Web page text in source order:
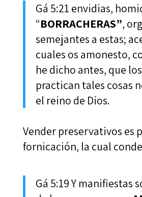
Gá 5:21 envidias,
“BORRACHERAS”,
semejantes a estas;
cuales os amonesto,
he dicho antes, que
practican tales cosas
el reino de Dios.
Vender preservativos es
fornicación, la cual
Gá 5:19 Y manifiestas